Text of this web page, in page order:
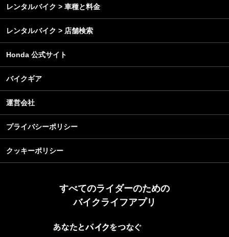
レンタルバイク > 車種と料金
レンタルバイク > 店舗検索
Honda 公式サイト
バイクギア
運営会社
プライバシーポリシー
クッキーポリシー
すべてのライダーのための
バイクライフアプリ